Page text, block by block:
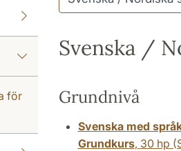
för
Svenska /
Grundnivå
Svenska med
Grundkurs, 30 hp